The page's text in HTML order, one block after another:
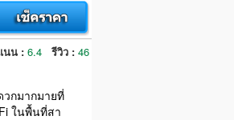
นน : 6.4 รีวิว : 46
กมากมายที่
ในพื้นที่สา